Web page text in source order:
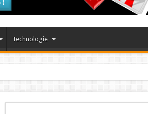
Technologie